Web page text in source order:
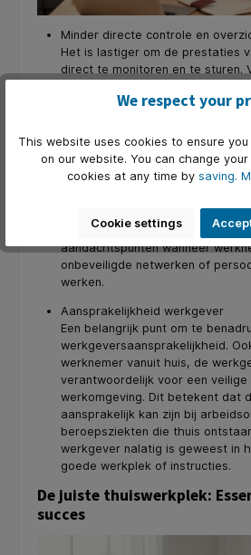
Minder directe controle en
Het is lastiger om de prestaties
direct te monitoren en te sturen.
ontbreken van non-verbale
digitale communicatietools en -
cruciaal.
Gegevensbeveiliging en privacy
aandachtspunten wanneer
onbeveiligde netwerken of
werken.
Aansprakelijkheid werkgever
Een belangrijk punt om te
werkgeversaansprakelijkheid.
werknemer vanuit huis, de
verantwoordelijk voor een veilige
werkomgeving. Dit betekent dat
aansprakelijk kan zijn bij
beroepsziekten die thuis
werkgever nalatig is geweest in
goede werkplek of instructies.
De juiste thuiswerkplek:
succes
We respect your
This website uses cookies to ensure
on our website. You can change
cookies at any time by saving.
Cookie settings